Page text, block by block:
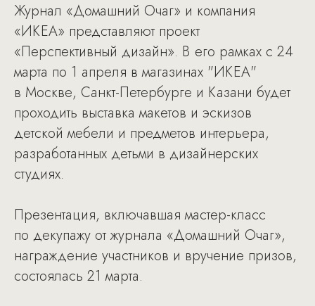
Журнал «Домашний Очаг» и компания
«ИКЕА» представляют проект
«Перспективный дизайн». В его рамках с 24
марта по 1 апреля в магазинах "ИКЕА"
в Москве, Санкт-Петербурге и Казани будет
проходить выставка макетов и эскизов
детской мебели и предметов интерьера,
разработанных детьми в дизайнерских
студиях.
Презентация, включавшая мастер-класс
по декупажу от журнала «Домашний Очаг»,
награждение участников и вручение призов,
состоялась 21 марта.